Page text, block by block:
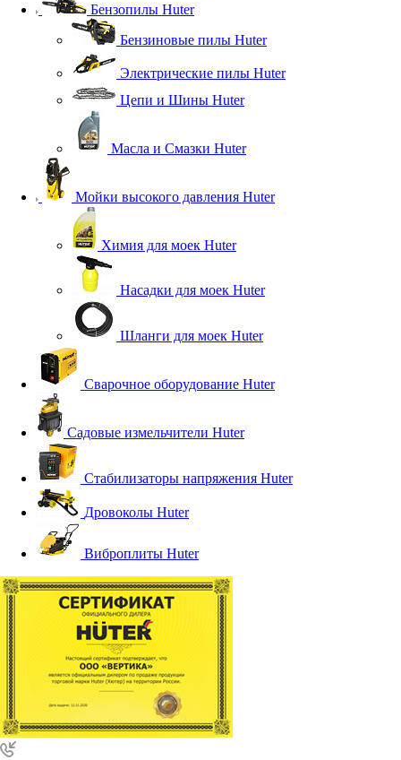
Бензопилы Huter
Бензиновые пилы Huter
Электрические пилы Huter
Цепи и Шины Huter
Масла и Смазки Huter
Мойки высокого давления Huter
Химия для моек Huter
Насадки для моек Huter
Шланги для моек Huter
Сварочное оборудование Huter
Садовые измельчители Huter
Стабилизаторы напряжения Huter
Дровоколы Huter
Виброплиты Huter